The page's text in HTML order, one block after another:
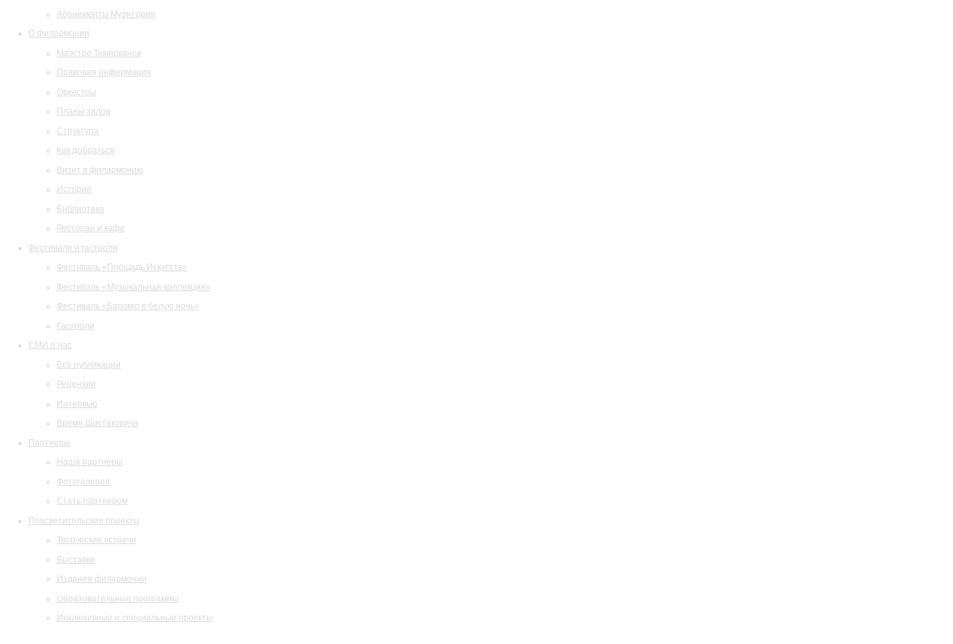
Абонементы Музитория
О филармонии
Маэстро Темирканов
Правовая информация
Оркестры
Планы залов
Структура
Как добраться
Визит в филармонию
История
Библиотека
Ресторан и кафе
Фестивали и гастроли
Фестиваль «Площадь Искусств»
Фестиваль «Музыкальная коллекция»
Фестиваль «Барокко в белую ночь»
Гастроли
СМИ о нас
Все публикации
Рецензии
Интервью
Время Шостаковича
Партнеры
Наши партнеры
Фотогалерея
Стать партнером
Просветительские проекты
Творческие встречи
Выставки
Издания филармонии
Образовательные программы
Инклюзивные и специальные проекты